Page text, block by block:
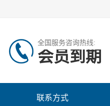
全国服务咨询热线:
会员到期
联系方式